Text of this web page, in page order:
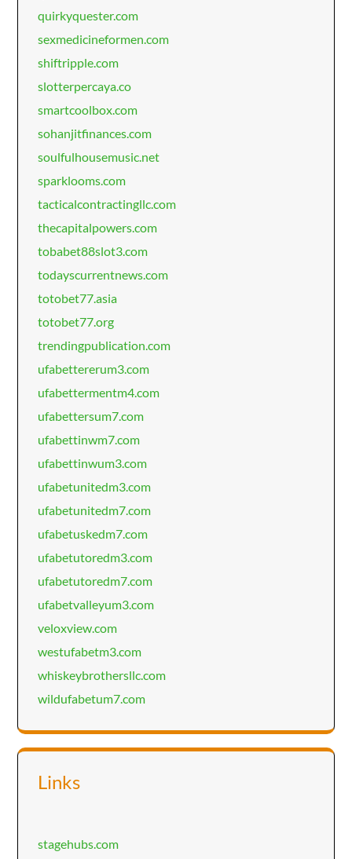
quirkyquester.com
sexmedicineformen.com
shiftripple.com
slotterpercaya.co
smartcoolbox.com
sohanjitfinances.com
soulfulhousemusic.net
sparklooms.com
tacticalcontractingllc.com
thecapitalpowers.com
tobabet88slot3.com
todayscurrentnews.com
totobet77.asia
totobet77.org
trendingpublication.com
ufabettererum3.com
ufabettermentm4.com
ufabettersum7.com
ufabettinwm7.com
ufabettinwum3.com
ufabetunitedm3.com
ufabetunitedm7.com
ufabetuskedm7.com
ufabetutoredm3.com
ufabetutoredm7.com
ufabetvalleyum3.com
veloxview.com
westufabetm3.com
whiskeybrothersllc.com
wildufabetum7.com
Links
stagehubs.com